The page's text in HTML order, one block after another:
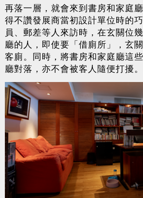
再落一層，就會來到書房和家庭
得不讚發展商當初設計單位時的
員、郵差等人來訪時，在玄關位
廳的人，即使要「借廁所」，玄
客廁。同時，將書房和家庭廳這
廳對落，亦不會被客人隨便打擾。